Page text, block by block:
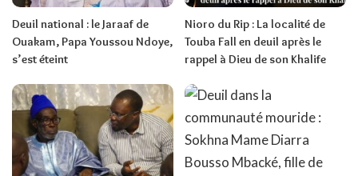
Deuil national : le Jaraaf de
Ouakam, Papa Youssou Ndoye,
s’est éteint
Nioro du Rip : La localité de
Touba Fall en deuil après le
rappel à Dieu de son Khalife